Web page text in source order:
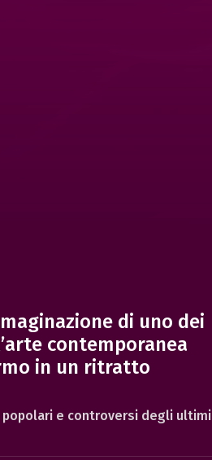
di uno dei
contemporanea
in un ritratto
e controversi degli ultimi